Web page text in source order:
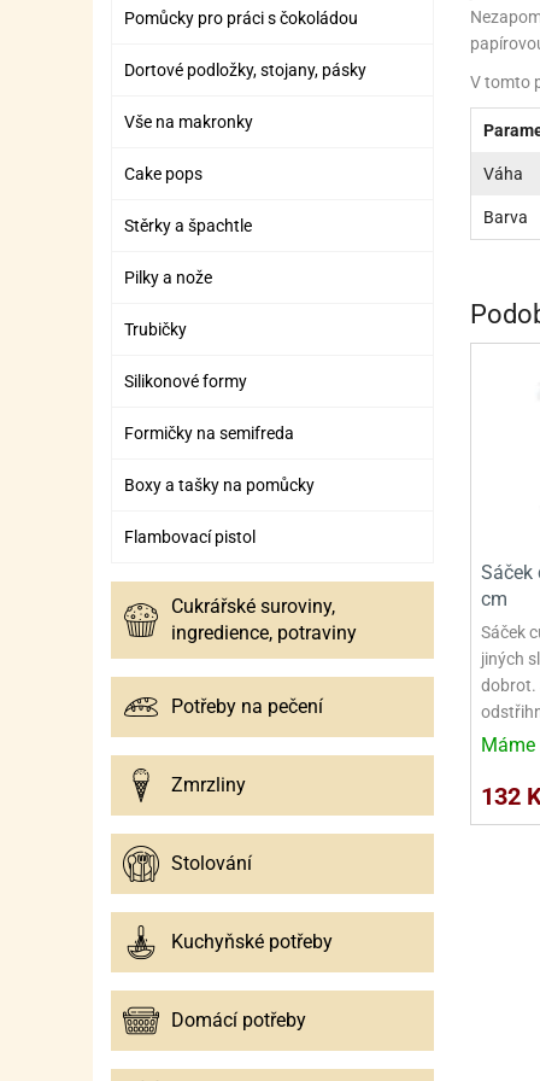
BOXY A TAŠKY NA POMŮCKY
FLAMBOVACÍ PISTOL
ZÁBAVNÉ HRAČKY, DOPLŇKY
VÝROBA SLIZU
ZÁBAVNÍ PYROTECHNIKA
Pomůcky pro práci s čokoládou
Dortové podložky, stojany, pásky
Vše na makronky
Cake pops
Stěrky a špachtle
Pilky a nože
Trubičky
Silikonové formy
Formičky na semifreda
Boxy a tašky na pomůcky
Flambovací pistol
Cukrářské suroviny,
ingredience, potraviny
Potřeby na pečení
Zmrzliny
Stolování
Kuchyňské potřeby
Domácí potřeby
V tomto
Váha
Barva
Sáček
cm
Sáček
jiných
dobrot.
132